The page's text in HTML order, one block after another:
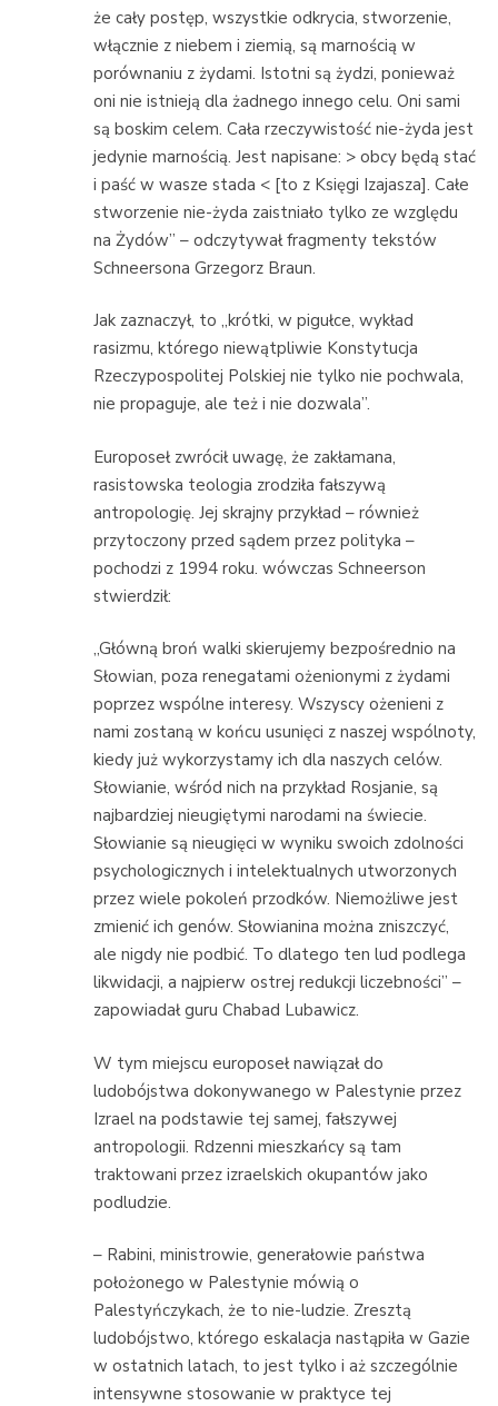
że cały postęp, wszystkie odkrycia, stworzenie,
włącznie z niebem i ziemią, są marnością w
porównaniu z żydami. Istotni są żydzi, ponieważ
oni nie istnieją dla żadnego innego celu. Oni sami
są boskim celem. Cała rzeczywistość nie-żyda jest
jedynie marnością. Jest napisane: > obcy będą stać
i paść w wasze stada < [to z Księgi Izajasza]. Całe
stworzenie nie-żyda zaistniało tylko ze względu
na Żydów” – odczytywał fragmenty tekstów
Schneersona Grzegorz Braun.
Jak zaznaczył, to „krótki, w pigułce, wykład
rasizmu, którego niewątpliwie Konstytucja
Rzeczypospolitej Polskiej nie tylko nie pochwala,
nie propaguje, ale też i nie dozwala”.
Europoseł zwrócił uwagę, że zakłamana,
rasistowska teologia zrodziła fałszywą
antropologię. Jej skrajny przykład – również
przytoczony przed sądem przez polityka –
pochodzi z 1994 roku. wówczas Schneerson
stwierdził:
„Główną broń walki skierujemy bezpośrednio na
Słowian, poza renegatami ożenionymi z żydami
poprzez wspólne interesy. Wszyscy ożenieni z
nami zostaną w końcu usunięci z naszej wspólnoty,
kiedy już wykorzystamy ich dla naszych celów.
Słowianie, wśród nich na przykład Rosjanie, są
najbardziej nieugiętymi narodami na świecie.
Słowianie są nieugięci w wyniku swoich zdolności
psychologicznych i intelektualnych utworzonych
przez wiele pokoleń przodków. Niemożliwe jest
zmienić ich genów. Słowianina można zniszczyć,
ale nigdy nie podbić. To dlatego ten lud podlega
likwidacji, a najpierw ostrej redukcji liczebności” –
zapowiadał guru Chabad Lubawicz.
W tym miejscu europoseł nawiązał do
ludobójstwa dokonywanego w Palestynie przez
Izrael na podstawie tej samej, fałszywej
antropologii. Rdzenni mieszkańcy są tam
traktowani przez izraelskich okupantów jako
podludzie.
– Rabini, ministrowie, generałowie państwa
położonego w Palestynie mówią o
Palestyńczykach, że to nie-ludzie. Zresztą
ludobójstwo, którego eskalacja nastąpiła w Gazie
w ostatnich latach, to jest tylko i aż szczególnie
intensywne stosowanie w praktyce tej